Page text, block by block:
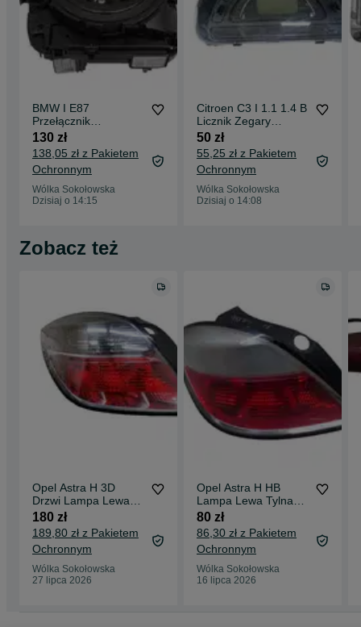
BMW I E87
Przełącznik
Zespolony Manetka
Pająk
130 zł
138,05 zł z Pakietem
Ochronnym
Wólka Sokołowska
Dzisiaj o 14:15
Citroen C3 I 1.1 1.4 B
Licznik Zegary
Prędkościomierz
50 zł
55,25 zł z Pakietem
Ochronnym
Wólka Sokołowska
Dzisiaj o 14:08
Zobacz też
Opel Astra H 3D
Drzwi Lampa Lewa
Tylna Lewy Tył
180 zł
189,80 zł z Pakietem
Ochronnym
Wólka Sokołowska
27 lipca 2026
Opel Astra H HB
Lampa Lewa Tylna
Lewy Tył
80 zł
86,30 zł z Pakietem
Ochronnym
Wólka Sokołowska
16 lipca 2026